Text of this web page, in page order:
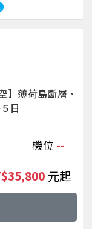
】薄荷島斷層、
日
機位 --
起